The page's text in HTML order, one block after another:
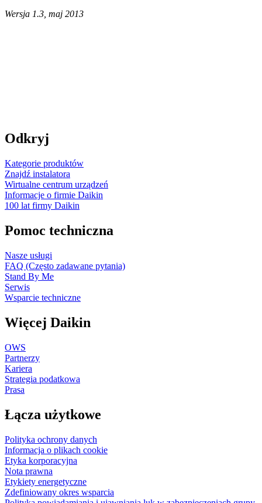
Wersja 1.3, maj 2013
Odkryj
Kategorie produktów
Znajdź instalatora
Wirtualne centrum urządzeń
Informacje o firmie Daikin
100 lat firmy Daikin
Pomoc techniczna
Nasze usługi
FAQ (Często zadawane pytania)
Stand By Me
Serwis
Wsparcie techniczne
Więcej Daikin
OWS
Partnerzy
Kariera
Strategia podatkowa
Prasa
Łącza użytkowe
Polityka ochrony danych
Informacja o plikach cookie
Etyka korporacyjna
Nota prawna
Etykiety energetyczne
Zdefiniowany okres wsparcia